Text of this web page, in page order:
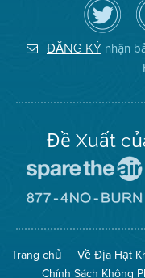
theo
dõi
Địa
Hạt
Không
ĐĂNG KÝ nhận
Đề Xuất
Trang chủ Về Địa Hạt
Chính Sách Không